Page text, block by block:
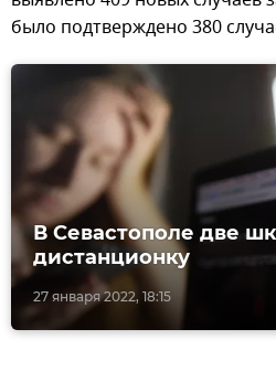
было подтверждено 380
27 января 2022, 18:15
В Севастополе две
дистанционку